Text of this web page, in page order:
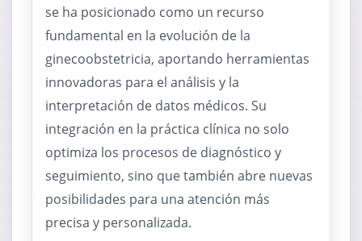
se ha posicionado como un recurso
fundamental en la evolución de la
ginecoobstetricia, aportando herramientas
innovadoras para el análisis y la
interpretación de datos médicos. Su
integración en la práctica clínica no solo
optimiza los procesos de diagnóstico y
seguimiento, sino que también abre nuevas
posibilidades para una atención más
precisa y personalizada.